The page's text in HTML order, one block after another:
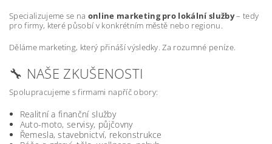
Specializujeme se na online marketing pro lokální služby– tedy
pro firmy, které působí v konkrétním městě nebo regionu.
Děláme marketing, který přináší výsledky. Za rozumné peníze.
🔧 NAŠE ZKUŠENOSTI
Spolupracujeme s firmami napříč obory:
Realitní a finanční služby
Auto-moto, servisy, půjčovny
Řemesla, stavebnictví, rekonstrukce